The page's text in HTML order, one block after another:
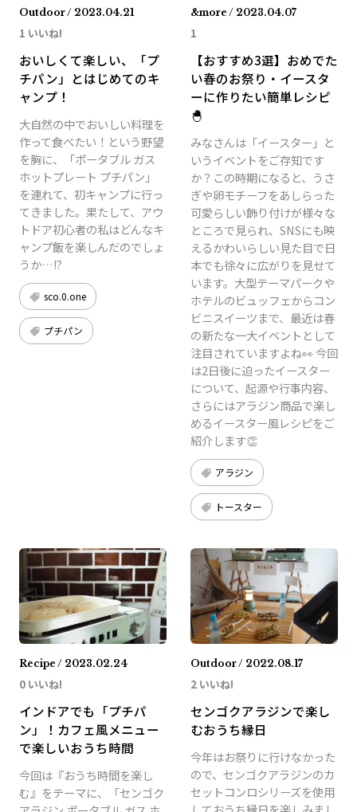
Outdoor / 2023.04.21
1 いいね!
おいしくて楽しい、「プ
チパン」とはじめてのキ
ャンプ！
大自然の中でおいしい料理を
作って食べたい！という野望
を胸に、「ポータブル ガス
ホットプレート プチパン」
を連れて、初キャンプに行っ
てきました。果たして、アウ
トドア初心者の私はどんなキ
ャンプ飯を楽しんだのでしょ
うか…!?
sco.0.one
プチパン
&more / 2023.04.07
1
【おすすめ3選】おめでた
い春のお祭り・イースタ
ーに作りたい簡単レシピ
🐣
みなさんは「イースター」と
いうイベントをご存知です
か？この時期になると、うさ
ぎや卵モチーフをあしらった
可愛らしい飾り付けが様々な
ところで見られ、SNSにも映
えるかわいらしい見た目で日
本でも徐々に広がりを見せて
います。大型テーマパークや
ホテルのビュッフェからコン
ビニスイーツまで、最近は春
の新たな一大イベントとして
注目されていますよね👀 今回
は2日後に迫ったイースター
について、起源や行事内容、
さらにはアラジン商品で楽し
めるイースター風レシピをご
紹介します👏
アラジン
トースター
Recipe / 2023.02.24
0 いいね!
インドアでも「プチパ
ン」！カフェ風メニュー
で楽しいおうち時間
今回は『おうち時間を楽し
む』をテーマに、「センゴク
Outdoor / 2022.08.17
2 いいね!
センゴクアラジンで楽し
むおうち縁日
今年はお祭りに行けなかった
ので、センゴクアラジンのカ
セットコンロシリーズを使用